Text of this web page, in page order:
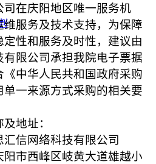
在庆阳地区唯一服务机
服务及技术支持，为保障
性和服务及时性，建议由
限公司承担我院电子票据
中华人民共和国政府采购
一来源方式采购的相关要
地址：
信网络科技有限公司
市西峰区岐黄大道雄越小